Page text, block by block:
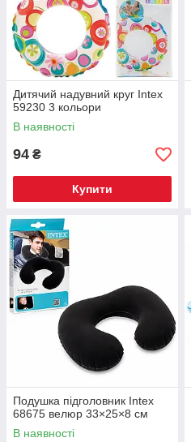
Дитячий надувний круг Intex
59230 3 кольори
В наявності
94 ₴
Купити
Подушка підголовник Intex
68675 велюр 33×25×8 см
В наявності